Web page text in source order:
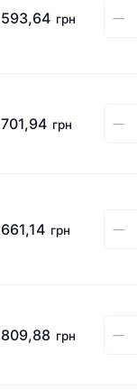
593,64 грн
701,94 грн
661,14 грн
809,88 грн